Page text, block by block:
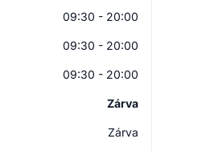
09:30 - 20:00
09:30 - 20:00
09:30 - 20:00
Zárva
Zárva